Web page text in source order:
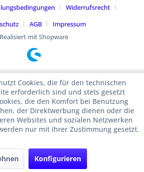
Widerrufsrecht
AGB
Impressum
Realisiert mit Shopware
Cookies, die für den technischen
erforderlich sind und stets gesetzt
die den Komfort bei Benutzung
der Direktwerbung dienen oder die
Websites und sozialen Netzwerken
nur mit Ihrer Zustimmung gesetzt.
Konfigurieren